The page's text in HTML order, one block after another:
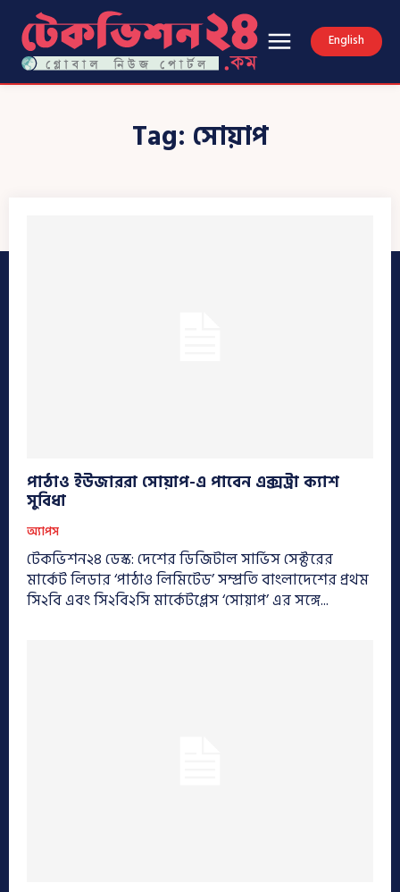
English
Tag: সোয়াপ
পাঠাও ইউজাররা সোয়াপ-এ পাবেন এক্সট্রা ক্যাশ
সুবিধা
অ্যাপস
টেকভিশন২৪ ডেস্ক: দেশের ডিজিটাল সার্ভিস সেক্টরের
মার্কেট লিডার ‘পাঠাও লিমিটেড’ সম্প্রতি বাংলাদেশের প্রথম
সি২বি এবং সি২বি২সি মার্কেটপ্লেস ‘সোয়াপ’ এর সঙ্গে...